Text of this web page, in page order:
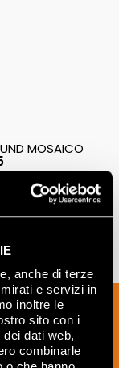
anche di terze
e servizi in
inoltre le
sito con i
dati web,
combinarle
MOSAICO
der